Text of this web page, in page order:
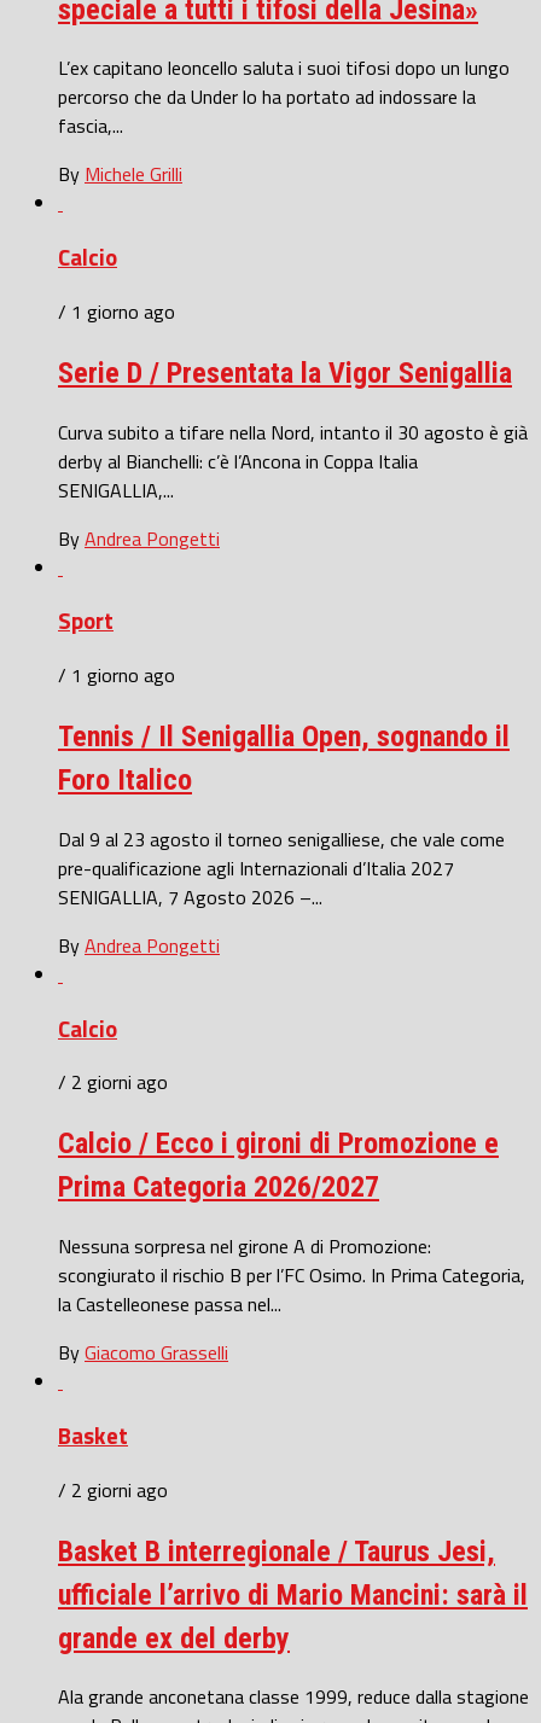
speciale a tutti i tifosi della Jesina»
L’ex capitano leoncello saluta i suoi tifosi dopo un lungo
percorso che da Under lo ha portato ad indossare la
fascia,...
By Michele Grilli
Calcio
/ 1 giorno ago
Serie D / Presentata la Vigor Senigallia
Curva subito a tifare nella Nord, intanto il 30 agosto è già
derby al Bianchelli: c’è l’Ancona in Coppa Italia
SENIGALLIA,...
ByAndrea Pongetti
Sport
/ 1 giorno ago
Tennis / Il Senigallia Open, sognando il
Foro Italico
Dal 9 al 23 agosto il torneo senigalliese, che vale come
pre-qualificazione agli Internazionali d’Italia 2027
SENIGALLIA, 7 Agosto 2026 –...
ByAndrea Pongetti
Calcio
/ 2 giorni ago
Calcio / Ecco i gironi di Promozione e
Prima Categoria 2026/2027
Nessuna sorpresa nel girone A di Promozione:
scongiurato il rischio B per l’FC Osimo. In Prima Categoria,
la Castelleonese passa nel...
ByGiacomo Grasselli
Basket
/ 2 giorni ago
Basket B interregionale / Taurus Jesi,
ufficiale l’arrivo di Mario Mancini: sarà il
grande ex del derby
Ala grande anconetana classe 1999, reduce dalla stagione